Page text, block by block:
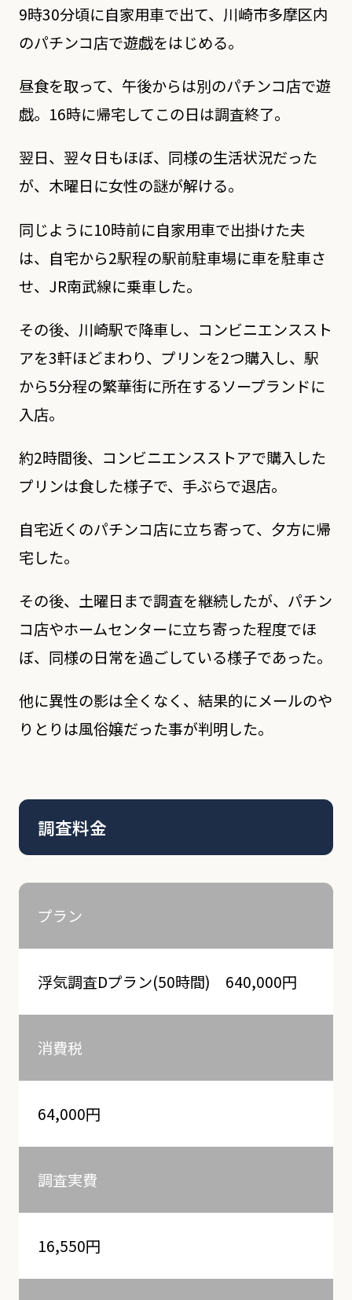
9時30分頃に自家用車で出て、川崎市多摩区内
のパチンコ店で遊戯をはじめる。
昼食を取って、午後からは別のパチンコ店で遊
戯。16時に帰宅してこの日は調査終了。
翌日、翌々日もほぼ、同様の生活状況だった
が、木曜日に女性の謎が解ける。
同じように10時前に自家用車で出掛けた夫
は、自宅から2駅程の駅前駐車場に車を駐車さ
せ、JR南武線に乗車した。
その後、川崎駅で降車し、コンビニエンススト
アを3軒ほどまわり、プリンを2つ購入し、駅
から5分程の繁華街に所在するソープランドに
入店。
約2時間後、コンビニエンスストアで購入した
プリンは食した様子で、手ぶらで退店。
自宅近くのパチンコ店に立ち寄って、夕方に帰
宅した。
その後、土曜日まで調査を継続したが、パチン
コ店やホームセンターに立ち寄った程度でほ
ぼ、同様の日常を過ごしている様子であった。
他に異性の影は全くなく、結果的にメールのや
りとりは風俗嬢だった事が判明した。
調査料金
プラン
浮気調査Dプラン(50時間) 640,000円
消費税
64,000円
調査実費
16,550円